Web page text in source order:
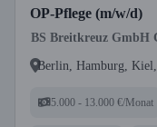
OP-Pflege (m/w/d)
BS Breitkreuz GmbH
Berlin, Hamburg,
5.000 - 13.000 €/Monat